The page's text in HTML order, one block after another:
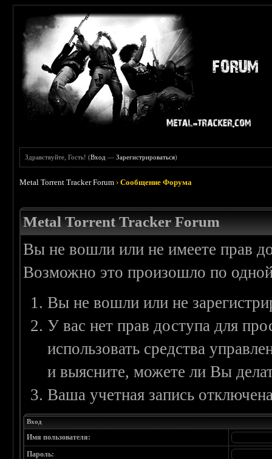
Здравствуйте, Гость! (Вход —Зарегистрироваться)
Metal Torrent Tracker Forum ›Сообщение Форума
Metal Torrent Tracker Forum
Вы не вошли или не имеете прав
Возможно это произошло по
Вы не вошли или не
У вас нет прав доступа для
использовать средства
и выясните, можете ли Вы
Ваша учетная запись
Вход
Имя пользователя:
Пароль: